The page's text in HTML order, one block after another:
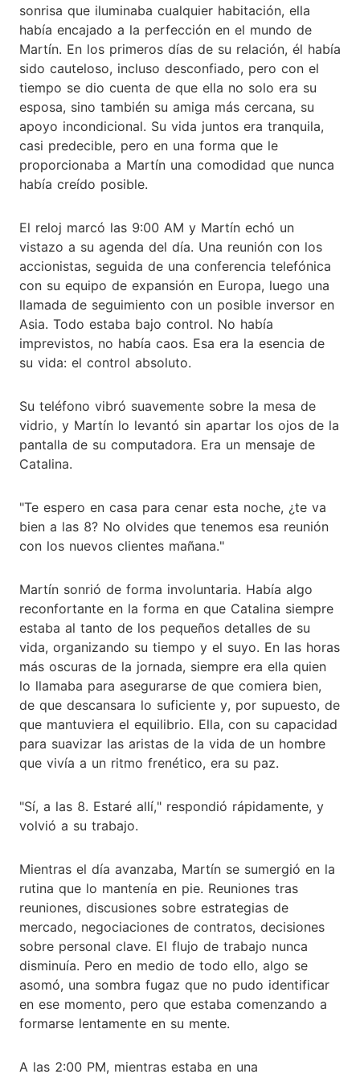
sonrisa que iluminaba cualquier habitación, ella
había encajado a la perfección en el mundo de
Martín. En los primeros días de su relación, él había
sido cauteloso, incluso desconfiado, pero con el
tiempo se dio cuenta de que ella no solo era su
esposa, sino también su amiga más cercana, su
apoyo incondicional. Su vida juntos era tranquila,
casi predecible, pero en una forma que le
proporcionaba a Martín una comodidad que nunca
había creído posible.
El reloj marcó las 9:00 AM y Martín echó un
vistazo a su agenda del día. Una reunión con los
accionistas, seguida de una conferencia telefónica
con su equipo de expansión en Europa, luego una
llamada de seguimiento con un posible inversor en
Asia. Todo estaba bajo control. No había
imprevistos, no había caos. Esa era la esencia de
su vida: el control absoluto.
Su teléfono vibró suavemente sobre la mesa de
vidrio, y Martín lo levantó sin apartar los ojos de la
pantalla de su computadora. Era un mensaje de
Catalina.
"Te espero en casa para cenar esta noche, ¿te va
bien a las 8? No olvides que tenemos esa reunión
con los nuevos clientes mañana."
Martín sonrió de forma involuntaria. Había algo
reconfortante en la forma en que Catalina siempre
estaba al tanto de los pequeños detalles de su
vida, organizando su tiempo y el suyo. En las horas
más oscuras de la jornada, siempre era ella quien
lo llamaba para asegurarse de que comiera bien,
de que descansara lo suficiente y, por supuesto, de
que mantuviera el equilibrio. Ella, con su capacidad
para suavizar las aristas de la vida de un hombre
que vivía a un ritmo frenético, era su paz.
"Sí, a las 8. Estaré allí," respondió rápidamente, y
volvió a su trabajo.
Mientras el día avanzaba, Martín se sumergió en la
rutina que lo mantenía en pie. Reuniones tras
reuniones, discusiones sobre estrategias de
mercado, negociaciones de contratos, decisiones
sobre personal clave. El flujo de trabajo nunca
disminuía. Pero en medio de todo ello, algo se
asomó, una sombra fugaz que no pudo identificar
en ese momento, pero que estaba comenzando a
formarse lentamente en su mente.
A las 2:00 PM, mientras estaba en una